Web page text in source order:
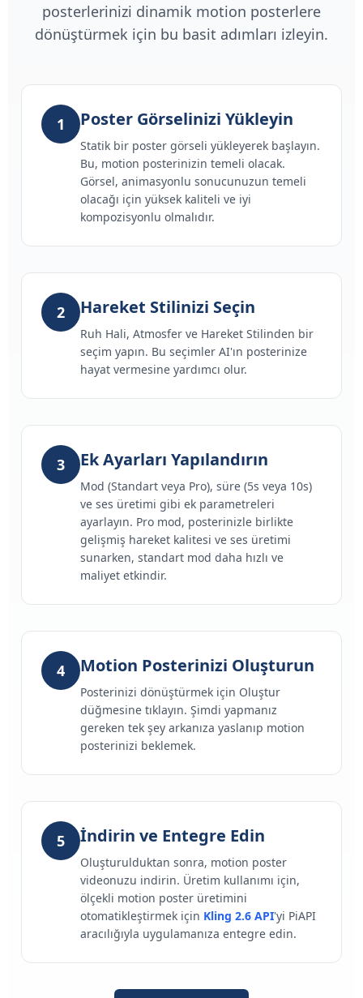
posterlerinizi dinamik motion posterlere
dönüştürmek için bu basit adımları izleyin.
1 Poster Görselinizi Yükleyin
Statik bir poster görseli yükleyerek başlayın.
Bu, motion posterinizin temeli olacak.
Görsel, animasyonlu sonucunuzun temeli
olacağı için yüksek kaliteli ve iyi
kompozisyonlu olmalıdır.
2 Hareket Stilinizi Seçin
Ruh Hali, Atmosfer ve Hareket Stilinden bir
seçim yapın. Bu seçimler AI'ın posterinize
hayat vermesine yardımcı olur.
3 Ek Ayarları Yapılandırın
Mod (Standart veya Pro), süre (5s veya 10s)
ve ses üretimi gibi ek parametreleri
ayarlayın. Pro mod, posterinizle birlikte
gelişmiş hareket kalitesi ve ses üretimi
sunarken, standart mod daha hızlı ve
maliyet etkindir.
4 Motion Posterinizi Oluşturun
Posterinizi dönüştürmek için Oluştur
düğmesine tıklayın. Şimdi yapmanız
gereken tek şey arkanıza yaslanıp motion
posterinizi beklemek.
5 İndirin ve Entegre Edin
Oluşturulduktan sonra, motion poster
videonuzu indirin. Üretim kullanımı için,
ölçekli motion poster üretimini
otomatikleştirmek için Kling 2.6 API'yi PiAPI
aracılığıyla uygulamanıza entegre edin.